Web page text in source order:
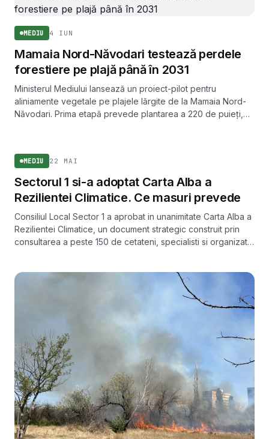
MEDIU 4 IUN
Mamaia Nord-Năvodari testează perdele
forestiere pe plajă până în 2031
Ministerul Mediului lansează un proiect-pilot pentru
aliniamente vegetale pe plajele lărgite de la Mamaia Nord-
Năvodari. Prima etapă prevede plantarea a 220 de puieți,
MEDIU 22 MAI
Sectorul 1 si-a adoptat Carta Alba a
Rezilientei Climatice. Ce masuri prevede
Consiliul Local Sector 1 a aprobat in unanimitate Carta Alba a
Rezilientei Climatice, un document strategic construit prin
consultarea a peste 150 de cetateni, specialisti si organizatii.